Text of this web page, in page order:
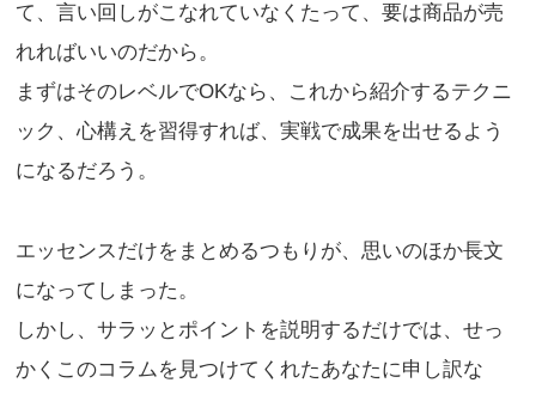
て、言い回しがこなれていなくたって、要は商品が売
れればいいのだから。
まずはそのレベルでOKなら、これから紹介するテクニ
ック、心構えを習得すれば、実戦で成果を出せるよう
になるだろう。
エッセンスだけをまとめるつもりが、思いのほか長文
になってしまった。
しかし、サラッとポイントを説明するだけでは、せっ
かくこのコラムを見つけてくれたあなたに申し訳な